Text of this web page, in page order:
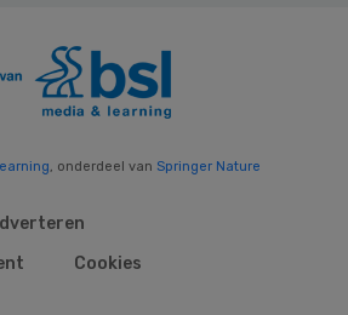
, onderdeel van Springer Nature
Cookies